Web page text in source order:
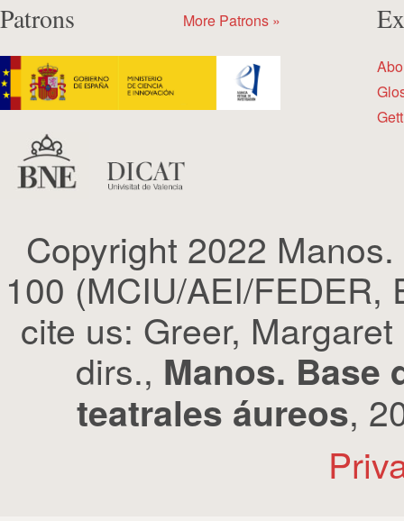
Patrons More Patrons »
Copyright 2022
100 (MCIU/AEI/
cite us: Greer,
dirs., Manos. Base
teatrales áureos,